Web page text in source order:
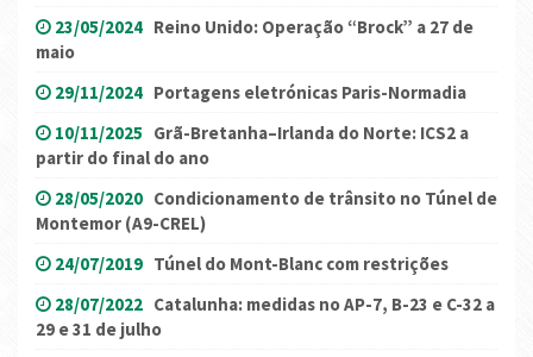
23/05/2024 Reino Unido: Operação “Brock” a 27 de
maio
29/11/2024 Portagens eletrónicas Paris-Normadia
10/11/2025 Grã-Bretanha–Irlanda do Norte: ICS2 a
partir do final do ano
28/05/2020 Condicionamento de trânsito no Túnel de
Montemor (A9-CREL)
24/07/2019 Túnel do Mont-Blanc com restrições
28/07/2022 Catalunha: medidas no AP-7, B-23 e C-32 a
29 e 31 de julho